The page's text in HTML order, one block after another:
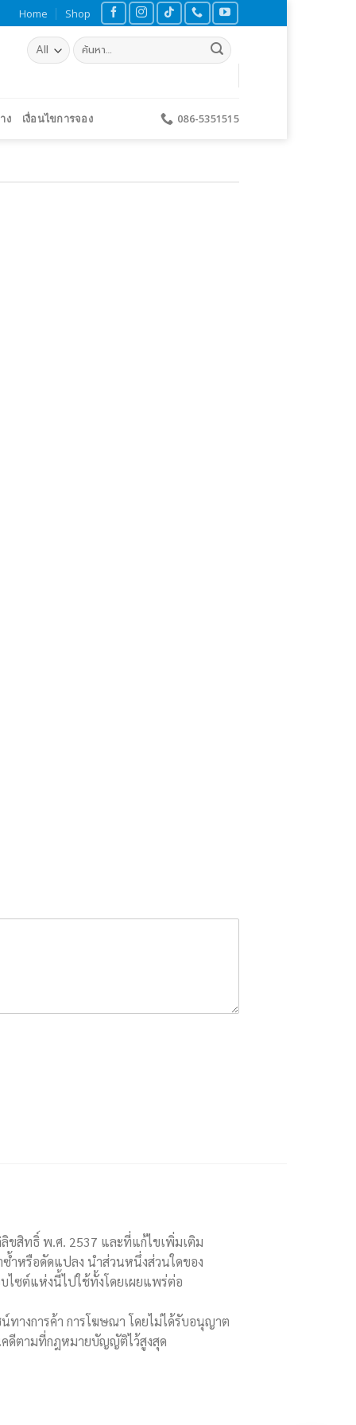
Home Shop
ค้นหา:
ง เงื่อนไขการจอง 086-5351515
สิทธิ์ พ.ศ. 2537 และที่แก้ไขเพิ่มเติม
ซ้ำหรือดัดแปลง นำส่วนหนึ่งส่วนใดของ
ไซต์แห่งนี้ไปใช้ทั้งโดยเผยแพร่ต่อ
ทางการค้า การโฆษณา โดยไม่ได้รับอนุญาต
ดีตามที่กฎหมายบัญญัติไว้สูงสุด